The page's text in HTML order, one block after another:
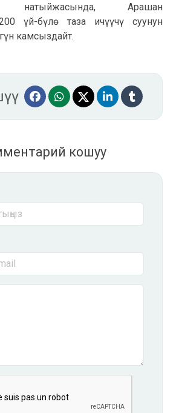
натыйжасында, Арашан
үй-бүлө таза ичүүчү суунун
камсыздайт.
кошуу